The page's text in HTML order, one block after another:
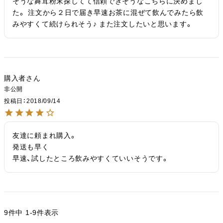
た。 注文から２日で届き早速お茶に混ぜて飲んでみたら飲
みやすくて続けられそう♪ また注文したいと思います。
購入者
非公開
投稿日
2018/09/14
友達に頼まれ購入。
発送も早く
早速、試したところ飲みやすくていいそうです。
9件中 1-9件表示